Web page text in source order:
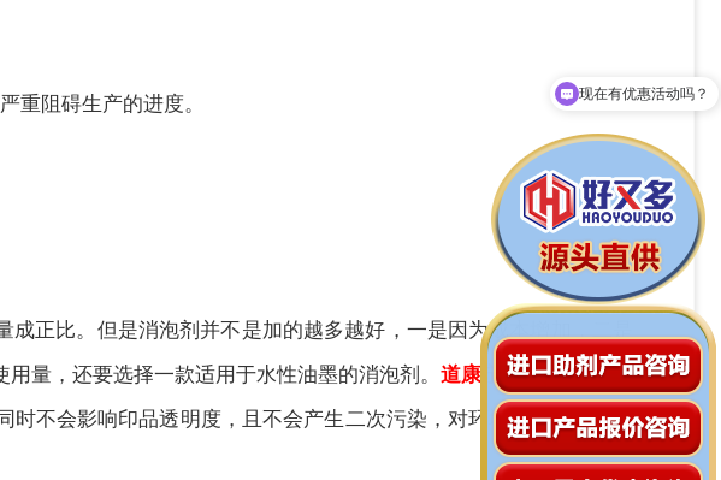
重阻碍生产的进度。
正比。但是消泡剂并不是加的越多越好，一是因为成本增加，二是
量，还要选择一款适用于水性油墨的消泡剂。 道康宁 AFE-1247消泡
不会影响印品透明度，且不会产生二次污染，对环境不会造成有害
拨打13929208526